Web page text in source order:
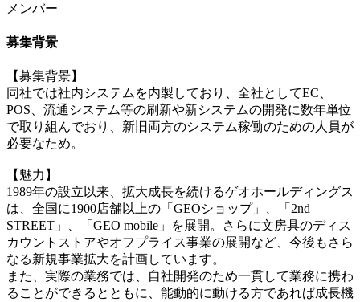
メンバー
募集背景
【募集背景】
同社では社内システムを内製しており、全社としてEC、
POS、流通システム等の刷新や新システムの開発に数年単位
で取り組んでおり、新旧両方のシステム稼働のための人員が
必要なため。
【魅力】
1989年の設立以来、拡大成長を続けるゲオホールディングス
は、全国に1900店舗以上の「GEOショップ」、「2nd
STREET」、「GEO mobile」を展開。さらに文房具のディス
カウントストアやオフプライス事業の展開など、今後もさら
なる新規事業拡大を計画しています。
また、実際の業務では、自社開発のため一貫して業務に携わ
ることができるとともに、能動的に動ける方であれば成長機